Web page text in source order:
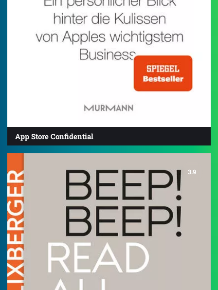
App Store Confidential
3.9